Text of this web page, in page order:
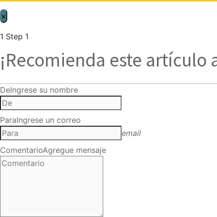
×
1 Step 1
¡Recomienda este artículo
DeIngrese su nombre
ParaIngrese un correo
email
ComentarioAgregue mensaje